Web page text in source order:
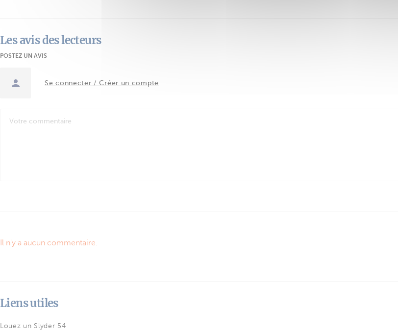
Les avis des lecteurs
POSTEZ UN AVIS
Se connecter / Créer un compte
Il n'y a aucun commentaire.
Liens utiles
Louez un Slyder 54